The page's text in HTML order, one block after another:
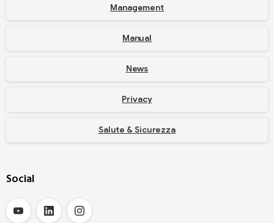
Management
Manual
News
Privacy
Salute & Sicurezza
Social